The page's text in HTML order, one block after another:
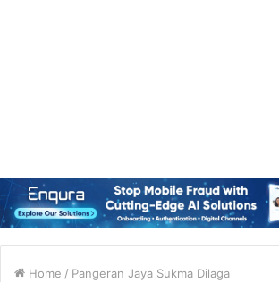
Home / Pangeran Jaya Sukma Dilaga